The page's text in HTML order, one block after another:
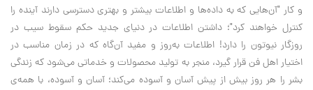
و کار "آن‌هایی که به داده‌ها و اطلاعات بیشتر و بهتری دسترسی دارند آینده را
کنترل خواهند کرد"؛ داشتن اطلاعات در دنیای جدید حکم سقوط سیب در
روزگار نیوتون را دارد! اطلاعات به‌روز و مفید آن‌گاه که در زمان مناسب در
اختیار اهل فن قرار گیرد، منجر به تولید محصولات و خدماتی می‌شود که زندگی
بشر را هر روز بیش از پیش آسان و آسوده می‌کند؛ آسان و آسوده، با همه‌ی